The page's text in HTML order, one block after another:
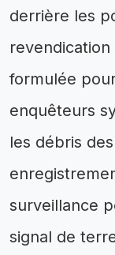
derrière les
formulée
enquêteurs
les débris
surveillance
signal de